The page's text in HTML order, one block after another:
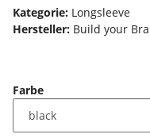
Kategorie: Longsleeve
Hersteller: Build your
Farbe